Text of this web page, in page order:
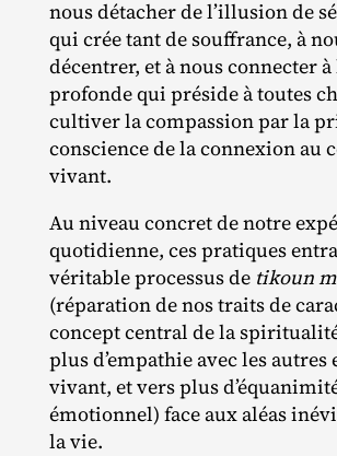
nous détacher de l’illusion de
qui crée tant de souffrance, à
décentrer, et à nous connecter à
profonde qui préside à toutes
cultiver la compassion par la
conscience de la connexion au
vivant.
Au niveau concret de notre
quotidienne, ces pratiques
véritable processus de tikoun
(réparation de nos traits de
concept central de la
plus d’empathie avec les autres
vivant, et vers plus
émotionnel) face aux aléas
la vie.